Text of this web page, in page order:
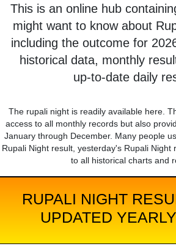
This is an online hub
might want to know about
including the outcome for
historical data, monthly
up-to-date daily
The rupali night is readily available here.
access to all monthly records but also
January through December. Many people
Rupali Night result, yesterday's Rupali Night
to all historical charts and
RUPALI NIGHT
UPDATED